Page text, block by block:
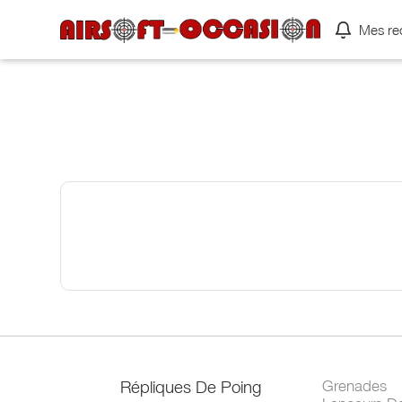
Mes
Répliques De Poing
Grenades